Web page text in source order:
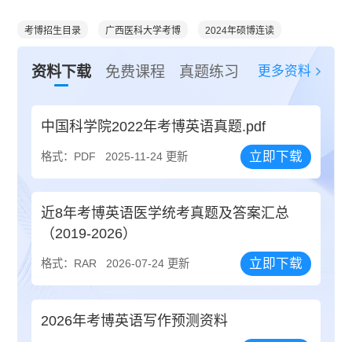
考博招生目录 广西医科大学考博 2024年硕博连读
资料下载 免费课程 真题练习 更多资料
中国科学院2022年考博英语真题.pdf
格式：PDF 2025-11-24 更新 立即下载
近8年考博英语医学统考真题及答案汇总
（2019-2026）
格式：RAR 2026-07-24 更新 立即下载
2026年考博英语写作预测资料